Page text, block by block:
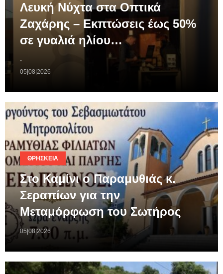
Λευκή Νύχτα στα Οπτικά
Ζαχάρης – Εκπτώσεις έως 50%
σε γυαλιά ηλίου…
.
05|08|2026
ΘΡΗΣΚΕΊΑ
Στο Καμίνι ο Παραμυθιάς κ.
Σεραπίων για την
Μεταμόρφωση του Σωτήρος
05|08|2026